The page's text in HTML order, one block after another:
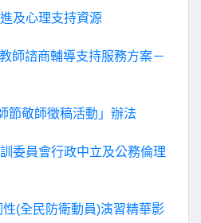
及心理支持資源
師諮商輔導支持服務方案－
節敬師徵稿活動」辦法
委員會行政中立及公務倫理
(全民防衛動員)演習精華影